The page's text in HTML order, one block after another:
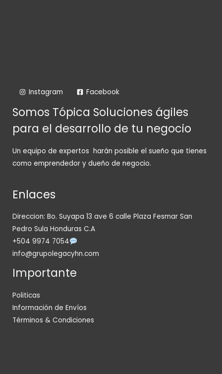
Instagram Facebook
Somos Tópica Soluciones ágiles
para el desarrollo de tu negocio
Un equipo de expertos harán posible el sueño que tienes
como emprendedor y dueño de negocio.
Enlaces
Direccion: Bo. Suyapa 13 ave 6 calle Plaza Fesmar San
Pedro Sula Honduras C.A
+504 9974 7054
info@grupolegacyhn.com
Importante
Politicas
Información de Envíos
Términos & Condiciones